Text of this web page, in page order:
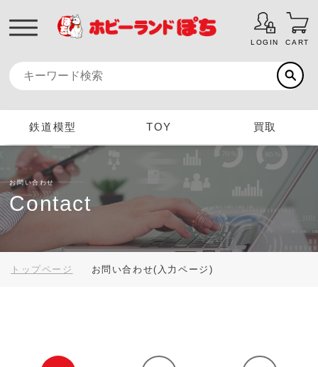
LOGIN CART
鉄道模型 TOY 買取
お問い合わせ
Contact
トップページ お問い合わせ(入力ページ)